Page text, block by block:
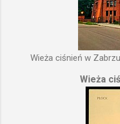
Wieża ciśnień w
Wieża